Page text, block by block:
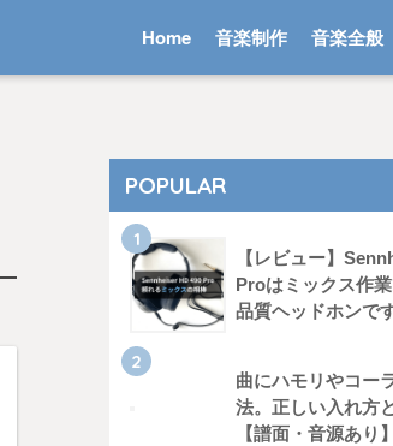
Home 音楽制作 音楽全般
POPULAR
【レビュー】
Proはミックス作
品質ヘッドホンで
曲にハモリやコー
法。正しい入れ方
【譜面・音源あり】